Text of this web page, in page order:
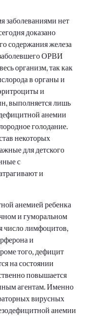
заболеваниями нет
доказано
содержания железа
ОРВИ
организм, так как
в органы и
и
выполняется лишь
анемии
голодание.
некоторых
для детского
с
и
анемией ребенка
и гуморальном
число лимфоцитов,
и
того, дефицит
на состоянии
повышается
агентам. Именно
вирусных
анемии